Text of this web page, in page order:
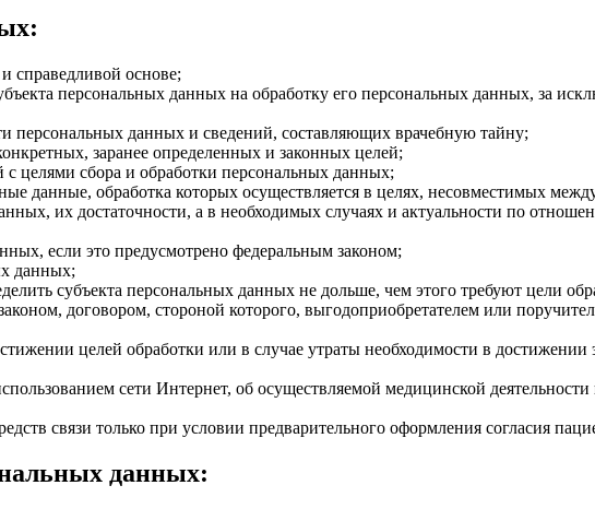
справедливой основе;
персональных данных на обработку его персональных данных, за
персональных данных и сведений, составляющих врачебную тайну;
заранее определенных и законных целей;
целями сбора и обработки персональных данных;
данные, обработка которых осуществляется в целях, несовместимых
их достаточности, а в необходимых случаях и актуальности по
если это предусмотрено федеральным законом;
данных;
субъекта персональных данных не дольше, чем этого требуют цели
договором, стороной которого, выгодоприобретателем или
целей обработки или в случае утраты необходимости в достижении
сети Интернет, об осуществляемой медицинской
связи только при условии предварительного оформления согласия
данных: